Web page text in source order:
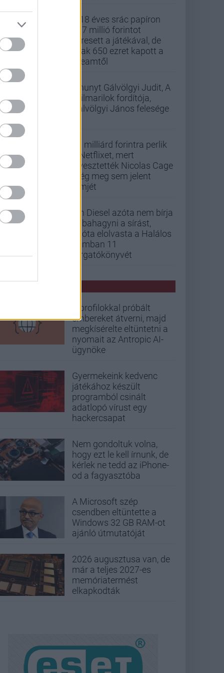
A 18 éves srác papíron
437 millió forintot
keresett a játékával, de
csak 650 ezret kapott a
Steamtől
Elhunyt Gálvölgyi Judit, A
szilmarilok fordítója,
Gálvölgyi János felesége
33 milliárd forintra perlik
a Netflixet, mert
elvesztették Nicolas Cage
még meg sem jelent
filmjét
Vin Diesel azóta nem bírja
abbahagyni a sírást,
mióta elolvasta a Halálos
iramban 11
forgatókönyvét
Álprofilokkal próbált
embereket átverni, majd
megkísérelte eltüntetni a
nyomait az Antropic AI-
ügynöke
Gyermekeink kedvenc
játékához készült
programból csinált
adatlopó vírust egy
hackercsapat
Nem gondoltuk volna,
hogy ezt le kell írnunk, de
kérlek ne tedd az iPhone-
od a fagyasztóba
A Microsoft szép
csendben eltüntette a
Windows 32 GB RAM-ot
ajánló útmutatóját
2026 augusztusa van, de
már a teljes 2027-es
memóriatermést
elkapkodták